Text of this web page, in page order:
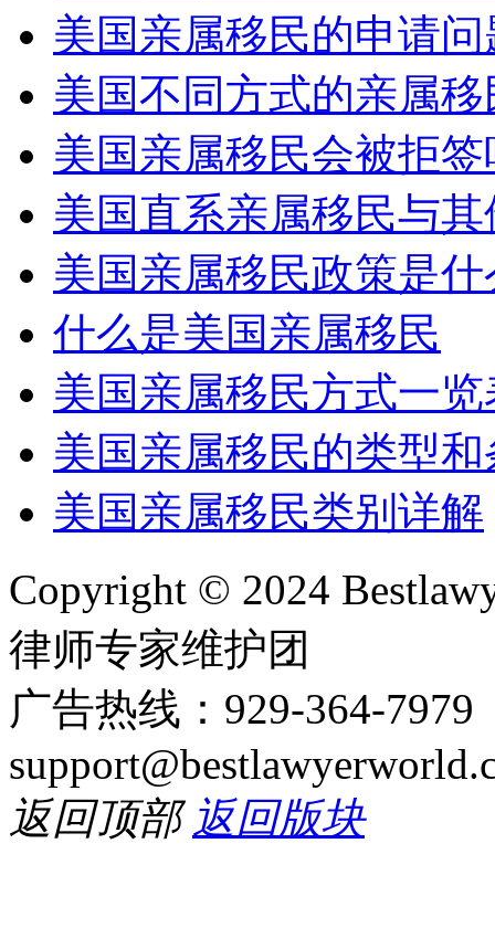
美国亲属移民的申请
美国不同方式的亲属
美国亲属移民会被拒
美国直系亲属移民与
美国亲属移民政策是什
什么是美国亲属移民
美国亲属移民方式一览
美国亲属移民的类型和
美国亲属移民类别详解
Copyright © 2024
律师专家维护团
广告热线：929-364-
返回顶部 返回版块